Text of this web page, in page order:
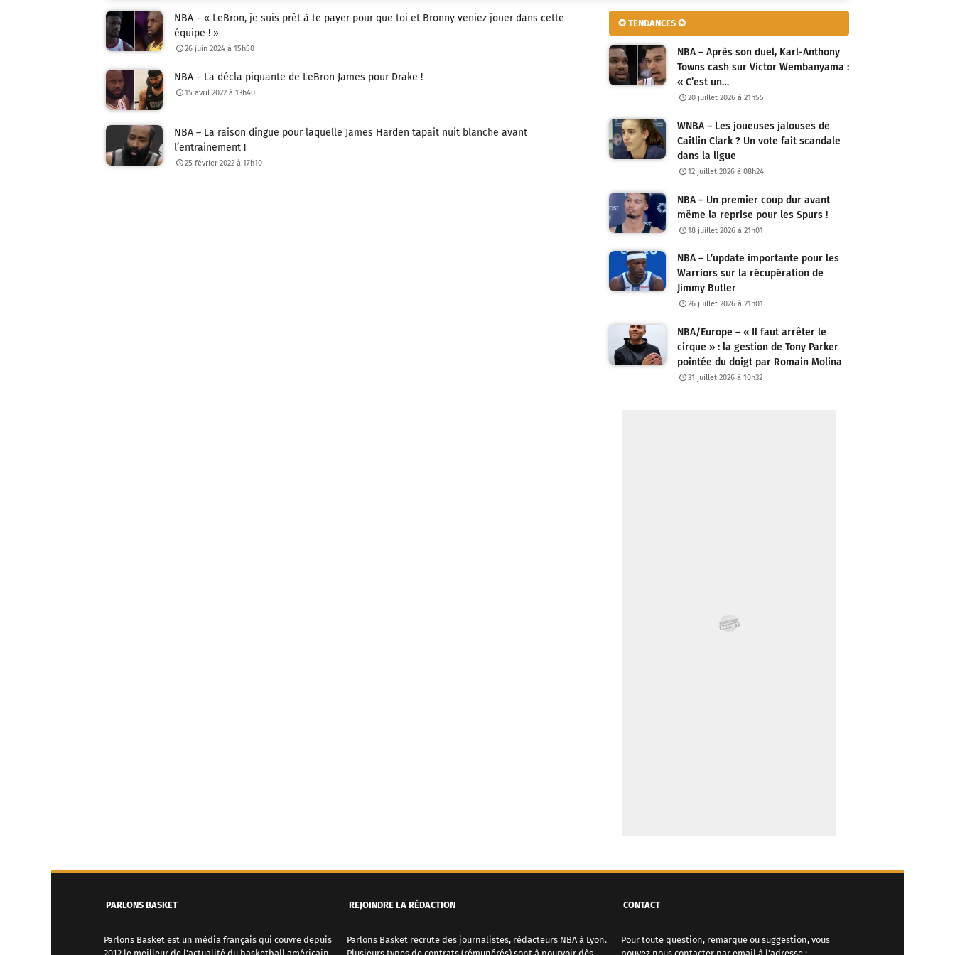
NBA – « LeBron, je suis prêt à te payer pour que toi et Bronny veniez jouer dans cette
équipe ! »
26 juin 2024 à 15h50
NBA – La décla piquante de LeBron James pour Drake !
15 avril 2022 à 13h40
NBA – La raison dingue pour laquelle James Harden tapait nuit blanche avant
l’entrainement !
25 février 2022 à 17h10
✪ TENDANCES ✪
NBA – Après son duel, Karl-Anthony
Towns cash sur Victor Wembanyama :
« C’est un…
20 juillet 2026 à 21h55
WNBA – Les joueuses jalouses de
Caitlin Clark ? Un vote fait scandale
dans la ligue
12 juillet 2026 à 08h24
NBA – Un premier coup dur avant
même la reprise pour les Spurs !
18 juillet 2026 à 21h01
NBA – L’update importante pour les
Warriors sur la récupération de
Jimmy Butler
26 juillet 2026 à 21h01
NBA/Europe – « Il faut arrêter le
cirque » : la gestion de Tony Parker
pointée du doigt par Romain Molina
31 juillet 2026 à 10h32
PARLONS BASKET
Parlons Basket est un média français qui couvre depuis
REJOINDRE LA RÉDACTION
Parlons Basket recrute des journalistes, rédacteurs NBA à Lyon.
CONTACT
Pour toute question, remarque ou suggestion, vous